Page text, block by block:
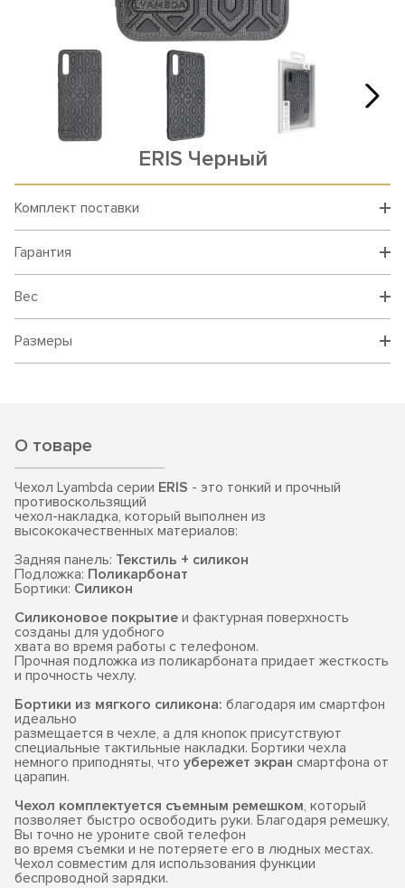
ERIS Черный
Комплект поставки
Гарантия
Вес
Размеры
О товаре
Чехол Lyambda серии ERIS - это тонкий и прочный
противоскользящий
чехол-накладка, который выполнен из
высококачественных материалов:
Задняя панель: Текстиль + силикон
Подложка: Поликарбонат
Бортики: Силикон
Силиконовое покрытие и фактурная поверхность
созданы для удобного
хвата во время работы с телефоном.
Прочная подложка из поликарбоната придает жесткость
и прочность чехлу.
Бортики из мягкого силикона: благодаря им смартфон
идеально
размещается в чехле, а для кнопок присутствуют
специальные тактильные накладки. Бортики чехла
немного приподняты, что убережет экран смартфона от
царапин.
Чехол комплектуется съемным ремешком, который
позволяет быстро освободить руки. Благодаря ремешку,
Вы точно не уроните свой телефон
во время съемки и не потеряете его в людных местах.
Чехол совместим для использования функции
беспроводной зарядки.